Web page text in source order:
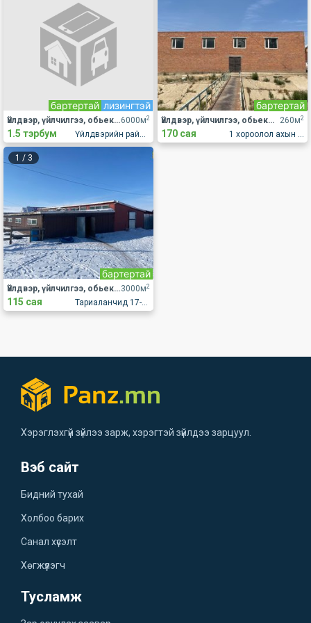
лизингтэй
бартертай
6000м2
Үйлдвэрийн районд
Үйлдвэр, үйлчилгээ, обьект Үйлдвэрлэл
1.5 тэрбум
бартертай
260м2
1 хороолол ахын замд
Үйлдвэр, үйлчилгээ, обьект Үйлдвэрлэл
170 сая
1 / 3
бартертай
3000м2
Тариаланчид 17-01
Үйлдвэр, үйлчилгээ, обьект Үйлдвэрлэл
115 сая
Хэрэглэхгүй зүйлээ зарж, хэрэгтэй зүйлдээ зарцуул.
Вэб сайт
Бидний тухай
Холбоо барих
Санал хүсэлт
Хөгжүүлэгч
Тусламж